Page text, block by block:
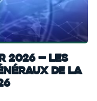
2026 — Les
de la